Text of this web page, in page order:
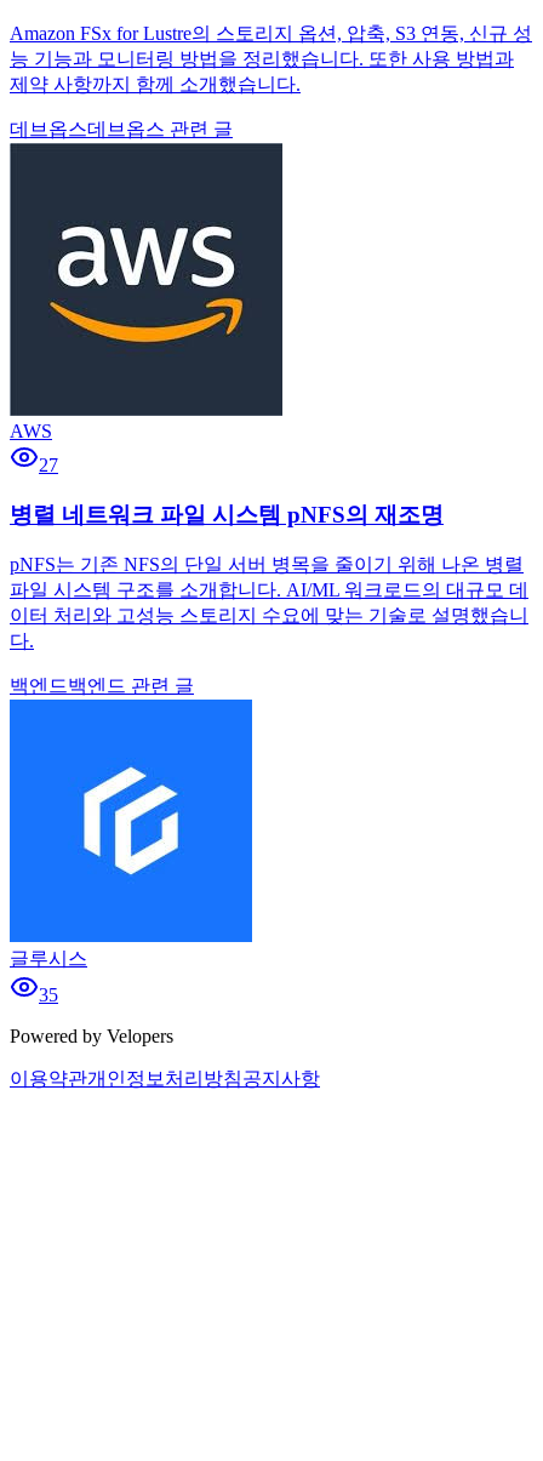
Amazon FSx for Lustre의 스토리지 옵션, 압축, S3 연동, 신규 성
능 기능과 모니터링 방법을 정리했습니다. 또한 사용 방법과
제약 사항까지 함께 소개했습니다.
데브옵스데브옵스 관련 글
AWS
27
병렬 네트워크 파일 시스템 pNFS의 재조명
pNFS는 기존 NFS의 단일 서버 병목을 줄이기 위해 나온 병렬
파일 시스템 구조를 소개합니다. AI/ML 워크로드의 대규모 데
이터 처리와 고성능 스토리지 수요에 맞는 기술로 설명했습니
다.
백엔드백엔드 관련 글
글루시스
35
Powered by Velopers
이용약관개인정보처리방침공지사항